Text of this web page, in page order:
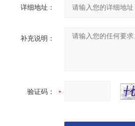
详细地址：
补充说明：
验证码：